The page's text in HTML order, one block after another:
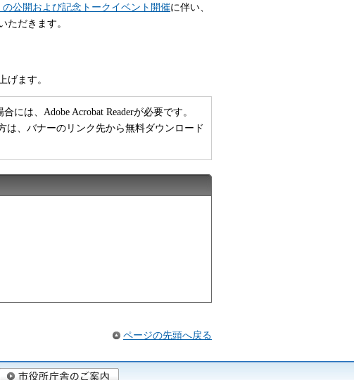
公開および記念トークイベント開催に伴い、
ただきます。
げます。
には、Adobe Acrobat Readerが必要です。
は、バナーのリンク先から無料ダウンロード
ページの先頭へ戻る